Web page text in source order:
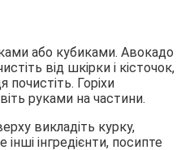
або кубиками. Авокадо
від шкірки і кісточок,
почистіть. Горіхи
руками на частини.
викладіть курку,
інгредієнти, посипте